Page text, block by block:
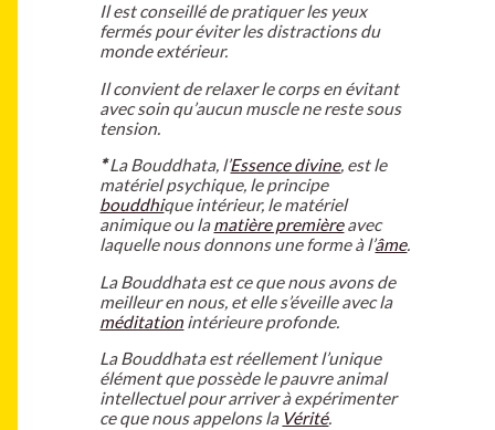
Il est conseillé de pratiquer les yeux
fermés pour éviter les distractions du
monde extérieur.
Il convient de relaxer le corps en évitant
avec soin qu’aucun muscle ne reste sous
tension.
*La Bouddhata, l’Essence divine, est le
matériel psychique, le principe
bouddhique intérieur, le matériel
animique ou lamatière premièreavec
laquelle nous donnons une forme à l’âme.
La Bouddhata est ce que nous avons de
meilleur en nous, et elle s’éveille avec la
méditation intérieure profonde.
La Bouddhata est réellement l’unique
élément que possède le pauvre animal
intellectuel pour arriver à expérimenter
ce que nous appelons la Vérité.